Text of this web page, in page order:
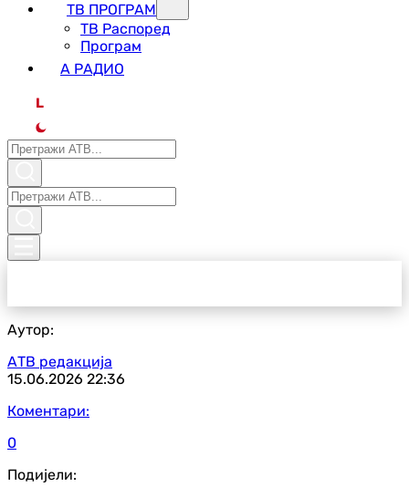
ТВ ПРОГРАМ
ТВ Распоред
Програм
А РАДИО
L
Аутор:
АТВ редакција
15.06.2026 22:36
Коментари:
0
Подијели: